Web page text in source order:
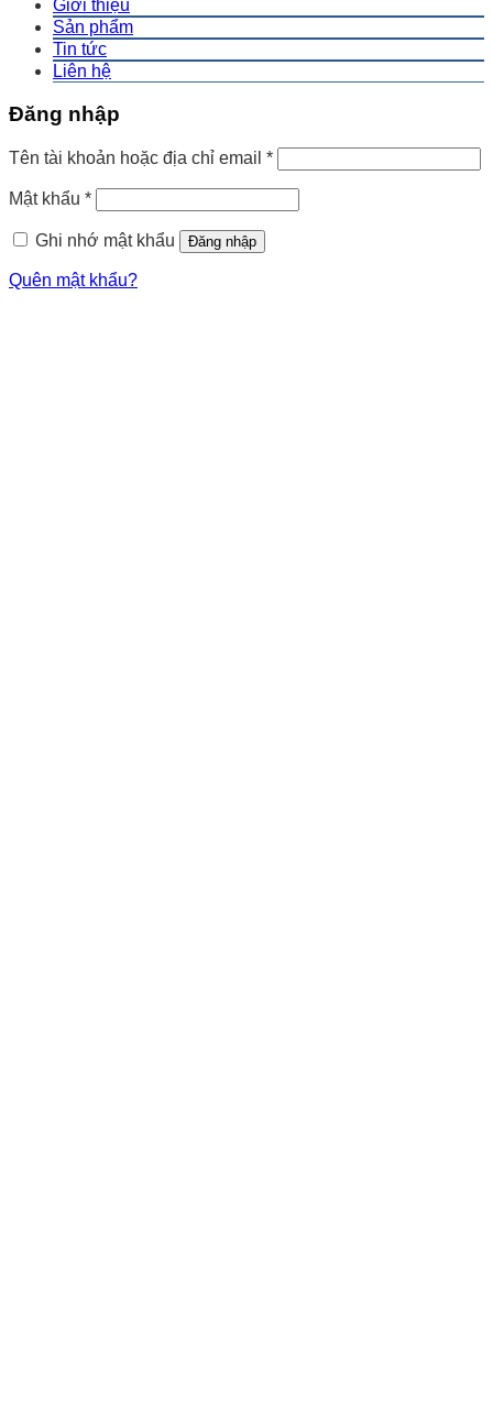
Giới thiệu
Sản phẩm
Tin tức
Liên hệ
Đăng nhập
Tên tài khoản hoặc địa chỉ email *
Mật khẩu *
Ghi nhớ mật khẩu Đăng nhập
Quên mật khẩu?